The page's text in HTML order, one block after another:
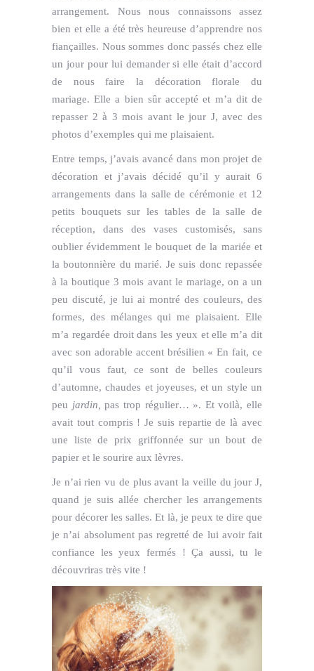
arrangement. Nous nous connaissons assez
bien et elle a été très heureuse d’apprendre nos
fiançailles. Nous sommes donc passés chez elle
un jour pour lui demander si elle était d’accord
de nous faire la décoration florale du
mariage. Elle a bien sûr accepté et m’a dit de
repasser 2 à 3 mois avant le jour J, avec des
photos d’exemples qui me plaisaient.
Entre temps, j’avais avancé dans mon projet de
décoration et j’avais décidé qu’il y aurait 6
arrangements dans la salle de cérémonie et 12
petits bouquets sur les tables de la salle de
réception, dans des vases customisés, sans
oublier évidemment le bouquet de la mariée et
la boutonnière du marié. Je suis donc repassée
à la boutique 3 mois avant le mariage, on a un
peu discuté, je lui ai montré des couleurs, des
formes, des mélanges qui me plaisaient. Elle
m’a regardée droit dans les yeux et elle m’a dit
avec son adorable accent brésilien « En fait, ce
qu’il vous faut, ce sont de belles couleurs
d’automne, chaudes et joyeuses, et un style un
peu jardin,
pas trop régulier… ». Et voilà, elle
avait tout compris ! Je suis repartie de là avec
une liste de prix griffonnée sur un bout de
papier et le sourire aux lèvres.
Je n’ai rien vu de plus avant la veille du jour J,
quand je suis allée chercher les arrangements
pour décorer les salles. Et là, je peux te dire que
je n’ai absolument pas regretté de lui avoir fait
confiance les yeux fermés ! Ça aussi, tu le
découvriras très vite !